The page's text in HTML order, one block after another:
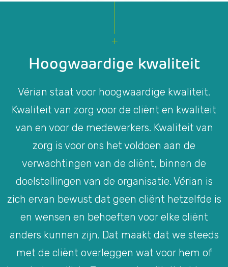
Hoogwaardige kwaliteit
Vérian staat voor hoogwaardige kwaliteit.
Kwaliteit van zorg voor de cliënt en kwaliteit
van en voor de medewerkers. Kwaliteit van
zorg is voor ons het voldoen aan de
verwachtingen van de cliënt, binnen de
doelstellingen van de organisatie. Vérian is
zich ervan bewust dat geen cliënt hetzelfde is
en wensen en behoeften voor elke cliënt
anders kunnen zijn. Dat maakt dat we steeds
met de cliënt overleggen wat voor hem of